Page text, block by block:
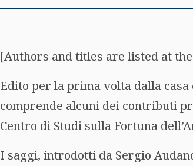
[Authors and titles are listed at
Edito per la prima volta dalla
comprende alcuni dei contributi
Centro di Studi sulla Fortuna
I saggi, introdotti da Sergio